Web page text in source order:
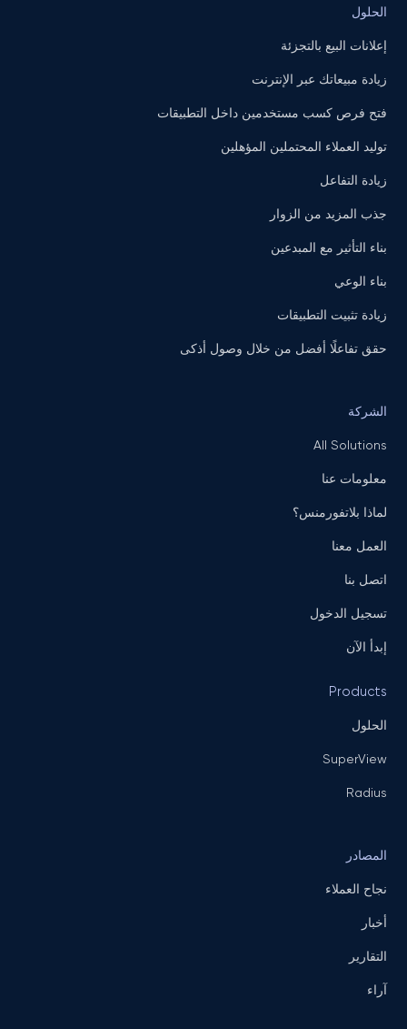
الحلول
إعلانات البيع بالتجزئة
زيادة مبيعاتك عبر الإنترنت
فتح فرص كسب مستخدمين داخل التطبيقات
توليد العملاء المحتملين المؤهلين
زيادة التفاعل
جذب المزيد من الزوار
بناء التأثير مع المبدعين
بناء الوعي
زيادة تثبيت التطبيقات
حقق تفاعلًا أفضل من خلال وصول أذكى
الشركة
All Solutions
معلومات عنا
لماذا بلاتفورمنس؟
العمل معنا
اتصل بنا
تسجيل الدخول
إبدأ الآن
Products
الحلول
SuperView
Radius
المصادر
نجاح العملاء
أخبار
التقارير
آراء